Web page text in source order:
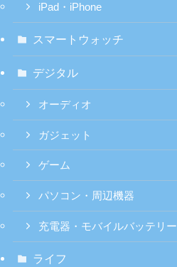
iPad・iPhone
スマートウォッチ
デジタル
オーディオ
ガジェット
ゲーム
パソコン・周辺機器
充電器・モバイルバッテリー
ライフ